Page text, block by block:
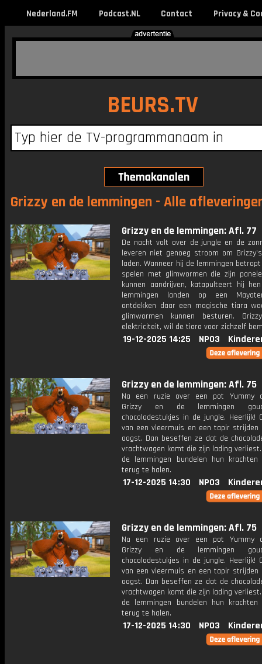
Nederland.FM Podcast.NL Contact Privacy &
BEURS.TV
Grizzy en de lemmingen - Alle
Grizzy en de lemmingen: Afl. 77
De nacht valt over de jungle en de
leveren niet genoeg stroom om
laden. Wanneer hij de lemmingen
spelen met glimwormen die zijn
kunnen aandrijven, katapulteert hij
lemmingen landen op een
ontdekken daar een magische tiara
glimwormen kunnen besturen.
elektriciteit, wil de tiara voor zichzelf
19-12-2025 14:25 NPO3
Grizzy en de lemmingen: Afl. 75
Na een ruzie over een pot Yummy
Grizzy en de lemmingen
chocoladestukjes in de jungle. Heerlijk!
van een vleermuis en een tapir strijden
oogst. Dan beseffen ze dat de
vrachtwagen komt die zijn lading
de lemmingen bundelen hun
terug te halen.
17-12-2025 14:30 NPO3
Grizzy en de lemmingen: Afl. 75
Na een ruzie over een pot Yummy
Grizzy en de lemmingen
chocoladestukjes in de jungle. Heerlijk!
van een vleermuis en een tapir strijden
oogst. Dan beseffen ze dat de
vrachtwagen komt die zijn lading
de lemmingen bundelen hun
terug te halen.
17-12-2025 14:30 NPO3